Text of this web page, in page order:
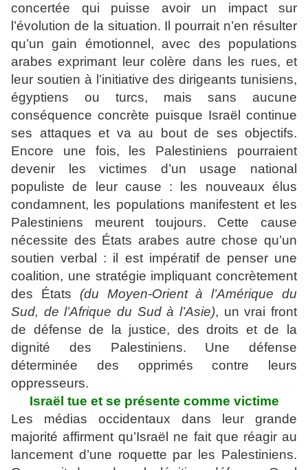
concertée qui puisse avoir un impact sur
l’évolution de la situation. Il pourrait n’en résulter
qu’un gain émotionnel, avec des populations
arabes exprimant leur colère dans les rues, et
leur soutien à l’initiative des dirigeants tunisiens,
égyptiens ou turcs, mais sans aucune
conséquence concrète puisque Israël continue
ses attaques et va au bout de ses objectifs.
Encore une fois, les Palestiniens pourraient
devenir les victimes d’un usage national
populiste de leur cause : les nouveaux élus
condamnent, les populations manifestent et les
Palestiniens meurent toujours. Cette cause
nécessite des États arabes autre chose qu’un
soutien verbal : il est impératif de penser une
coalition, une stratégie impliquant concrètement
des États (du Moyen-Orient à l’Amérique du
Sud, de l’Afrique du Sud à l’Asie), un vrai front
de défense de la justice, des droits et de la
dignité des Palestiniens. Une défense
déterminée des opprimés contre leurs
oppresseurs.
Israël tue et se présente comme victime
Les médias occidentaux dans leur grande
majorité affirment qu’Israël ne fait que réagir au
lancement d’une roquette par les Palestiniens.